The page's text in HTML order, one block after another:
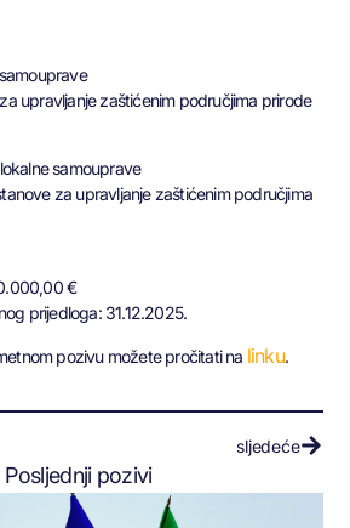
upravljanje zaštićenim područjima prirode
samouprave
za upravljanje zaštićenim područjima
€
prijedloga: 31.12.2025.
pozivu možete pročitati na linku.
sljedeće
Posljednji pozivi